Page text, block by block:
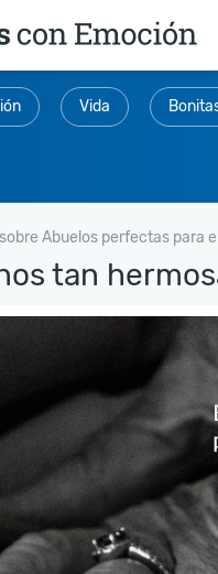
Vida
Abuelos perfectas para
tan